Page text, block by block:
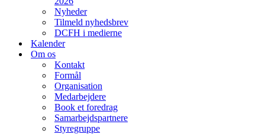
Nyheder
Tilmeld nyhedsbrev
DCFH i medierne
Kalender
Om os
Kontakt
Formål
Organisation
Medarbejdere
Book et foredrag
Samarbejdspartnere
Styregruppe